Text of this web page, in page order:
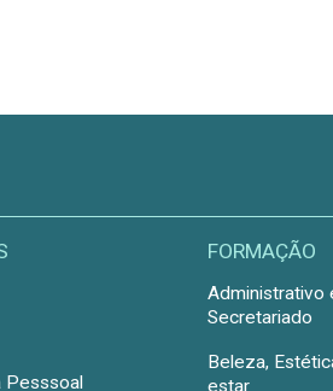
Pesssoal
FORMAÇÃO
Administrativo
Secretariado
Beleza,
estar